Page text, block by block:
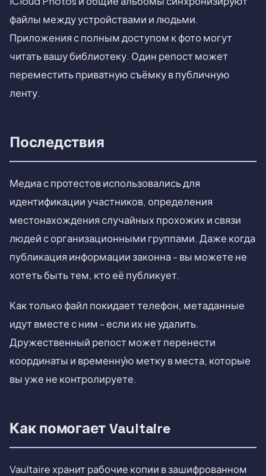
файлы между устройствами и людьми.
Приложения с полным доступом к фото могут
читать вашу библиотеку. Один репост может
переместить приватную съёмку в публичную
ленту.
Последствия
Медиа с протестов использовались для
идентификации участников, определения
местонахождения случайных прохожих и связи
людей с организационными группами. Даже когда
публикация информации законна - вы можете не
хотеть быть тем, кто её публикует.
Как только файл покидает телефон, метаданные
идут вместе с ним - если их не удалить.
Дружественный репост может перенести
координаты и временну́ю метку в места, которые
вы уже не контролируете.
Как помогает Vaultaire
Vaultaire хранит рабочие копии в зашифрованном